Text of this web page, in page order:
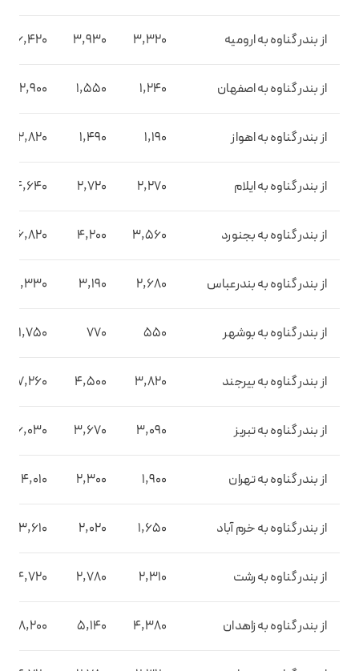
از بندر گناوه به ارومیه 3,320
3,930
6,420
از بندر گناوه به اصفهان 1,240
1,550
2,900
از بندر گناوه به اهواز 1,190
1,490
2,820
از بندر گناوه به ایلام 2,270
2,720
4,640
از بندر گناوه به بجنورد 3,560
4,200
6,820
از بندر گناوه به بندرعباس 2,680
3,190
5,330
از بندر گناوه به بوشهر 550
770
1,750
از بندر گناوه به بیرجند 3,820
4,500
7,260
از بندر گناوه به تبریز 3,090
3,670
6,030
از بندر گناوه به تهران 1,900
2,300
4,010
از بندر گناوه به خرم آباد 1,650
2,020
3,610
از بندر گناوه به رشت 2,310
2,780
4,720
از بندر گناوه به زاهدان 4,380
5,140
8,200